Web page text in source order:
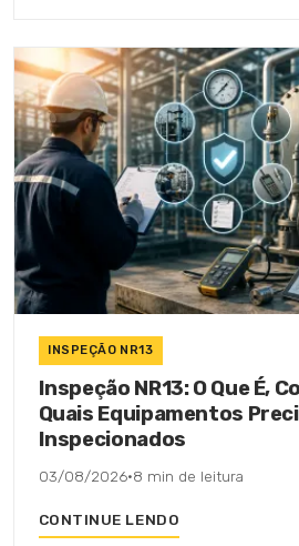
INSPEÇÃO NR13
Inspeção NR13: O Que É,
Quais Equipamentos
Inspecionados
03/08/2026·8 min de leitura
CONTINUE LENDO